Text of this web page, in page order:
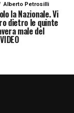
Alberto Petrosilli
la Nazionale. Vi
dietro le quinte
male del